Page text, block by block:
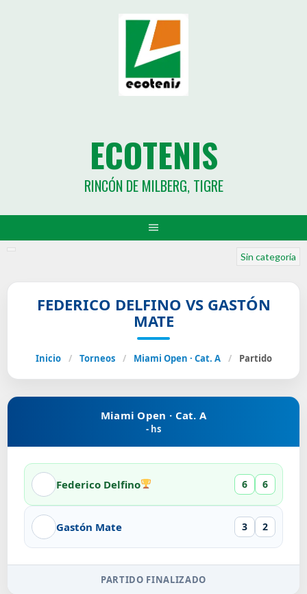
ECOTENIS
RINCÓN DE MILBERG, TIGRE
Sin categoría
FEDERICO DELFINO VS GASTÓN
MATE
Inicio / Torneos / Miami Open · Cat. A / Partido
Miami Open · Cat. A
- hs
Federico Delfino 6 6
Gastón Mate 3 2
PARTIDO FINALIZADO